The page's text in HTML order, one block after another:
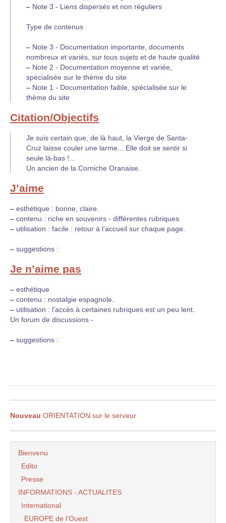
– Note 3 - Liens dispersés et non réguliers
Type de contenus
– Note 3 - Documentation importante, documents
nombreux et variés, sur tous sujets et de haute qualité
– Note 2 - Documentation moyenne et variée,
spécialisée sur le thème du site
– Note 1 - Documentation faible, spécialisée sur le
thème du site
Citation/Objectifs
Je suis certain que, de là haut, la Vierge de Santa-
Cruz laisse couler une larme... Elle doit se sentir si
seule là-bas !...
Un ancien de la Corniche Oranaise.
J’aime
– esthétique : bonne, claire.
– contenu : riche en souvenirs - différentes rubriques
– utilisation : facile : retour à l’accueil sur chaque page.
– suggestions :
Je n’aime pas
– esthétique
– contenu : nostalgie espagnole.
– utilisation : l’accès à certaines rubriques est un peu lent.
Un forum de discussions -
– suggestions :
Nouveau ORIENTATION sur le serveur
Bienvenu
Edito
Presse
INFORMATIONS - ACTUALITES
International
EUROPE de l’Ouest